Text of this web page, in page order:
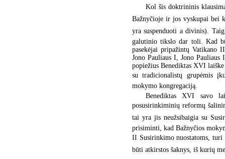
Kol šis doktrininis
Bažnyčioje ir jos vyskupai bei
yra suspenduoti a divinis).
galutinio tikslo dar toli. Kad
pasekėjai pripažintų
Jono Pauliaus I, Jono
popiežius Benediktas XVI
su tradicionalistų grupėmis
mokymo kongregaciją.
Benediktas XVI savo
posusirinkiminių reformų
tai yra jis neužsibaigia su
prisiminti, kad Bažnyčios
II Susirinkimo nuostatoms, turi
būti atkirstos šaknys, iš kurių